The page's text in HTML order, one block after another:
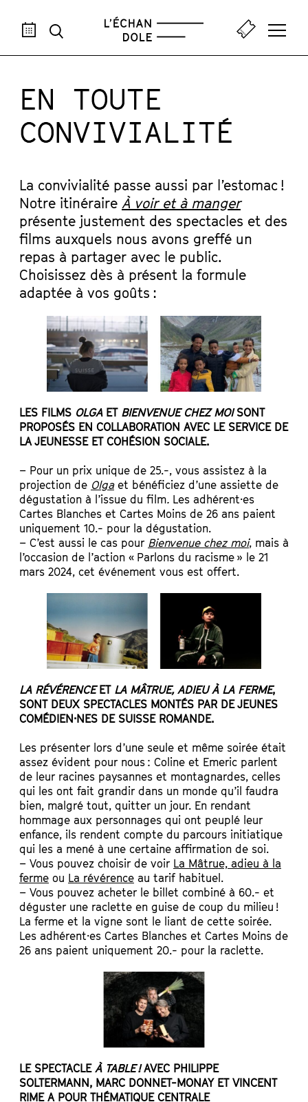
NOV DÉC JAN MAR
EN TOUTE
CONVIVIALITÉ
La convivialité passe aussi par l’estomac !
Notre itinéraire À voir et à manger
présente justement des spectacles et des
films auxquels nous avons greffé un
repas à partager avec le public.
Choisissez dès à présent la formule
adaptée à vos goûts :
LES FILMS OLGAET BIENVENUE CHEZ MOISONT
PROPOSÉS EN COLLABORATION AVEC LE SERVICE DE
LA JEUNESSE ET COHÉSION SOCIALE.
– Pour un prix unique de 25.-, vous assistez à la
projection de Olgaet bénéficiez d’une assiette de
dégustation à l’issue du film. Les adhérent·es
Cartes Blanches et Cartes Moins de 26 ans paient
uniquement 10.- pour la dégustation.
– C’est aussi le cas pour Bienvenue chez moi, mais à
l’occasion de l’action « Parlons du racisme » le 21
mars 2024, cet événement vous est offert.
LA RÉVÉRENCEETLA MÂTRUE, ADIEU À LA FERME,
SONT DEUX SPECTACLES MONTÉS PAR DE JEUNES
COMÉDIEN·NES DE SUISSE ROMANDE.
Les présenter lors d’une seule et même soirée était
assez évident pour nous : Coline et Emeric parlent
de leur racines paysannes et montagnardes, celles
qui les ont fait grandir dans un monde qu’il faudra
bien, malgré tout, quitter un jour. En rendant
hommage aux personnages qui ont peuplé leur
enfance, ils rendent compte du parcours initiatique
qui les a mené à une certaine affirmation de soi.
– Vous pouvez choisir de voir La Mâtrue, adieu à la
ferme ou La révérence au tarif habituel.
– Vous pouvez acheter le billet combiné à 60.- et
déguster une raclette en guise de coup du milieu !
La ferme et la vigne sont le liant de cette soirée.
Les adhérent·es Cartes Blanches et Cartes Moins de
26 ans paient uniquement 20.- pour la raclette.
LE SPECTACLEÀ TABLE !AVEC PHILIPPE
SOLTERMANN, MARC DONNET-MONAY ET VINCENT
RIME A POUR THÉMATIQUE CENTRALE